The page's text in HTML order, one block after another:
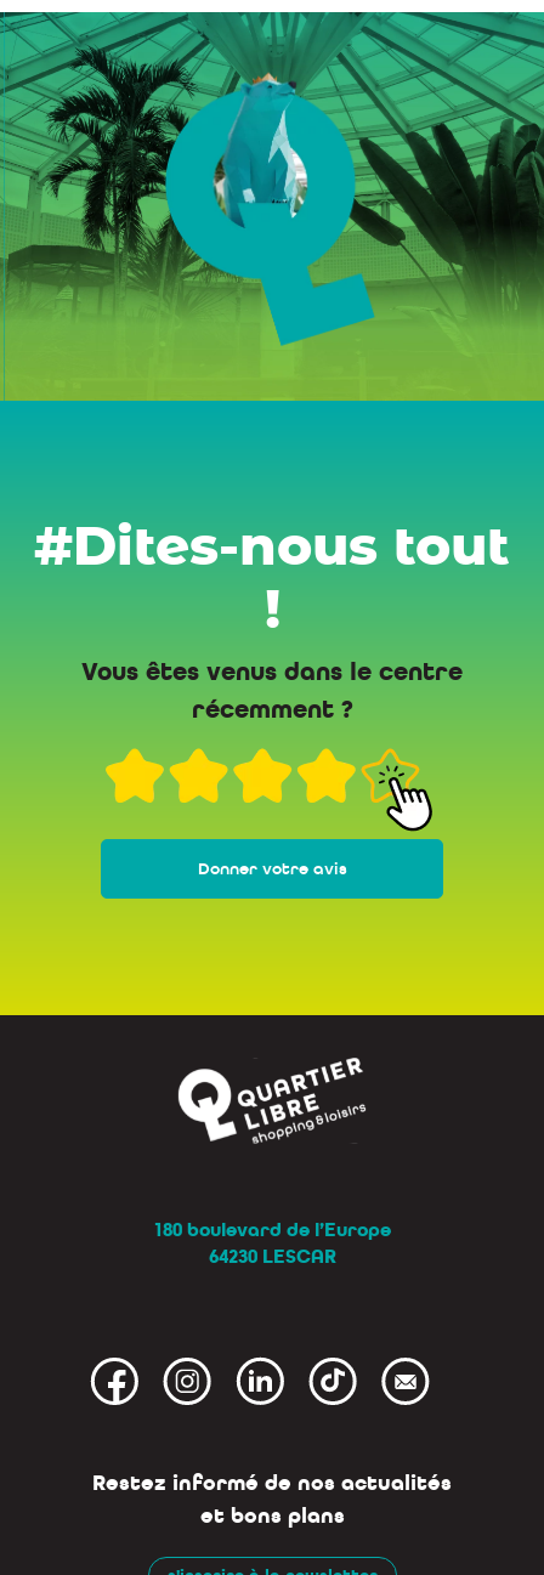
#Dites-nous tout
!
Vous êtes venus dans le centre
récemment ?
Donner votre avis
180 boulevard de l’Europe
64230 LESCAR
Restez informé de nos actualités
et bons plans